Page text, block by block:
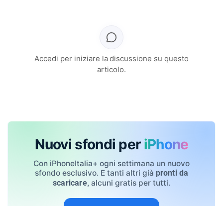
Accedi per iniziare la discussione su questo
articolo.
Nuovi sfondi per iPhone
Con iPhoneItalia+ ogni settimana un nuovo
sfondo esclusivo. E tanti altri già pronti da
scaricare, alcuni gratis per tutti.